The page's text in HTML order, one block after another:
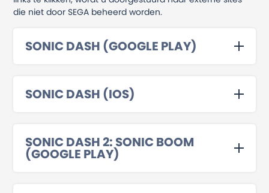
die niet door SEGA beheerd worden.
SONIC DASH (GOOGLE PLAY)
SONIC DASH (IOS)
SONIC DASH 2: SONIC BOOM
(GOOGLE PLAY)